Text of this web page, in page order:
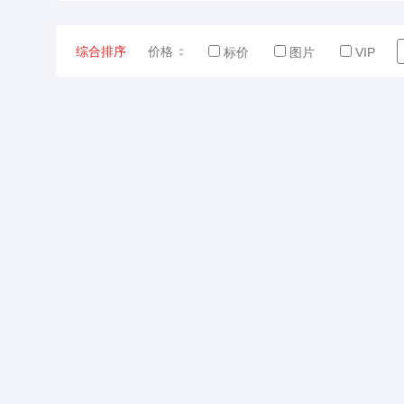
综合排序 价格 标价 图片 VIP